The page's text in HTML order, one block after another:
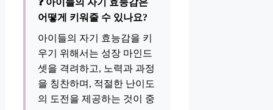
❓ 아이들의 자기 효능감은
어떻게 키워줄 수 있나요?
아이들의 자기 효능감을 키
우기 위해서는 성장 마인드
셋을 격려하고, 노력과 과정
을 칭찬하며, 적절한 난이도
의 도전을 제공하는 것이 중